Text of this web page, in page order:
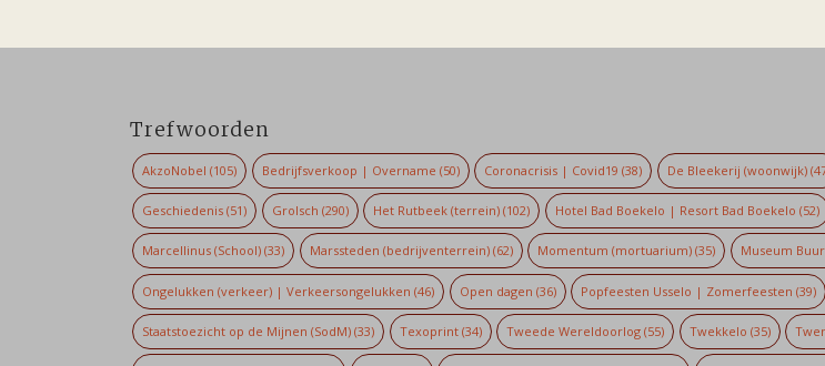
Trefwoorden
AkzoNobel (105) Bedrijfsverkoop | Overname (50) Coronacrisis | Covid19 (38) De Bleekerij (woonwijk)
Geschiedenis (51) Grolsch (290) Het Rutbeek (terrein) (102) Hotel Bad Boekelo | Resort Bad Boekelo (52)
Marcellinus (School) (33) Marssteden (bedrijventerrein)(62) Momentum (mortuarium) (35) Museum
Ongelukken (verkeer) | Verkeersongelukken (46) Open dagen (36) Popfeesten Usselo | Zomerfeesten (39)
Staatstoezicht op de Mijnen (SodM) (33) Texoprint(34) Tweede Wereldoorlog (55) Twekkelo (35)